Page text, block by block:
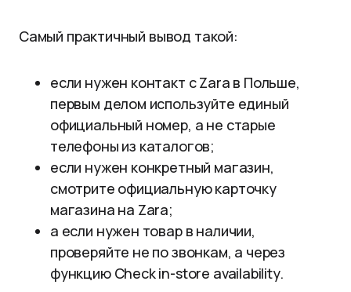
Самый практичный вывод такой:
если нужен контакт с Zara в Польше,
первым делом используйте единый
официальный номер, а не старые
телефоны из каталогов;
если нужен конкретный магазин,
смотрите официальную карточку
магазина на Zara;
а если нужен товар в наличии,
проверяйте не по звонкам, а через
функцию Check in-store availability.